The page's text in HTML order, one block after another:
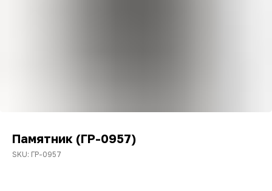
Памятник (ГР-0957)
SKU: ГР-0957